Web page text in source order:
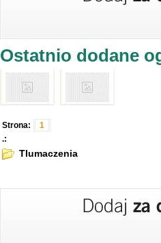
Ostatnio dodane
Strona:
1
.:
Tlumaczenia